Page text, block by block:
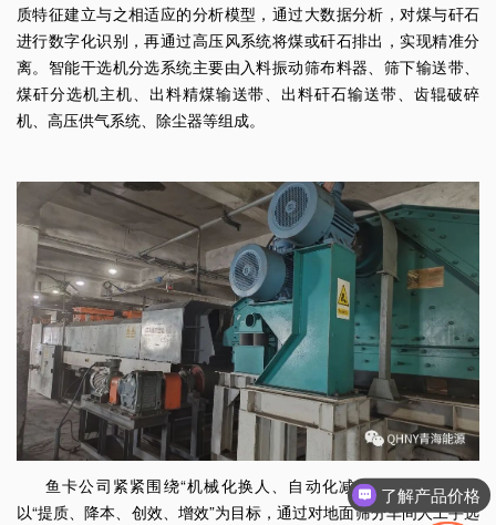
质特征建立与之相适应的分析模型，通过大数据分析，对煤与矸石
进行数字化识别，再通过高压风系统将煤或矸石排出，实现精准分
离。智能干选机分选系统主要由入料振动筛布料器、筛下输送带、
煤矸分选机主机、出料精煤输送带、出料矸石输送带、齿辊破碎
机、高压供气系统、除尘器等组成。
鱼卡公司紧紧围绕“机械化换人、自动化减人”的工作思路，
以“提质、降本、创效、增效”为目标，通过对地面筛分车间人工手选
了解产品价格